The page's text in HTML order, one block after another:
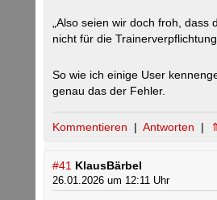
„Also seien wir doch froh, dass
nicht für die
So wie ich einige User
genau das der Fehler.
Kommentieren | Antworten |
#41 KlausBärbel
26.01.2026 um 12:11 Uhr